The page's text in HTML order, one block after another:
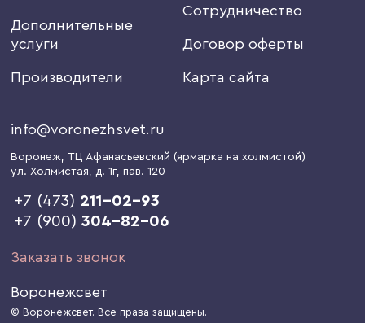
Дополнительные
услуги
Производители
Сотрудничество
Договор оферты
Карта сайта
info@voronezhsvet.ru
Воронеж, ТЦ Афанасьевский (ярмарка на холмистой)
ул. Холмистая, д. 1г, пав. 120
+7 (473) 211-02-93
+7 (900)304-82-06
Заказать звонок
Воронежсвет
© Воронежсвет. Все права защищены.